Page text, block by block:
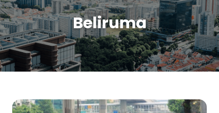
Beliruma